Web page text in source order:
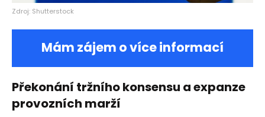
Zdroj: Shutterstock
Mám zájem o více informací
Překonání tržního konsensu a expanze
provozních marží